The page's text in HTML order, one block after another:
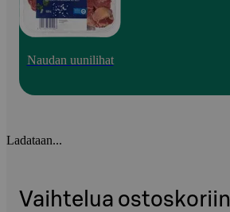
Naudan uunilihat
Ladataan...
Vaihtelua ostoskoriin